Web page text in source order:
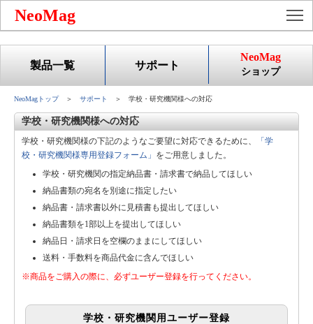
NeoMag
製品一覧 サポート
NeoMag
ショップ
NeoMagトップ＞ サポート ＞ 学校・研究機関様への対応
学校・研究機関様への対応
学校・研究機関様の下記のようなご要望に対応できるために、
「学
校・研究機関様専用登録フォーム」 をご用意しました。
学校・研究機関の指定納品書・請求書で納品してほしい
納品書類の宛名を別途に指定したい
納品書・請求書以外に見積書も提出してほしい
納品書類を1部以上を提出してほしい
納品日・請求日を空欄のままにしてほしい
送料・手数料を商品代金に含んでほしい
※商品をご購入の際に、必ずユーザー登録を行ってください。
学校・研究機関用ユーザー登録